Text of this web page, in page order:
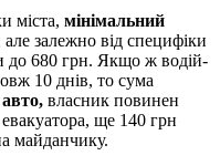
міста, мінімальний
залежно від специфіки
до 680 грн. Якщо ж водій-
10 днів, то сума
власник повинен
ще 140 грн
майданчику.